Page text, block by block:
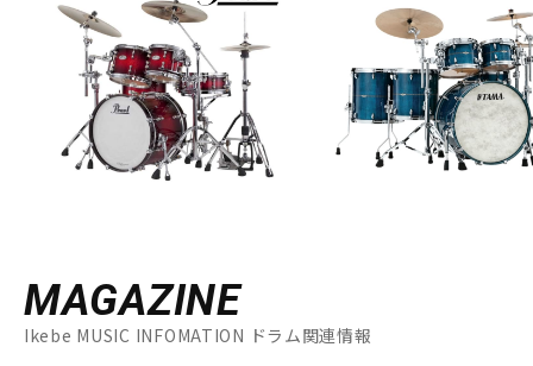
MAGAZINE
Ikebe MUSIC INFOMATION ドラム関連情報